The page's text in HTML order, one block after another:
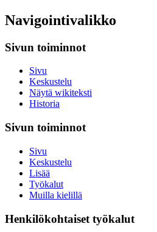
Navigointivalikko
Sivun toiminnot
Sivu
Keskustelu
Näytä wikiteksti
Historia
Sivun toiminnot
Sivu
Keskustelu
Lisää
Työkalut
Muilla kielillä
Henkilökohtaiset työkalut